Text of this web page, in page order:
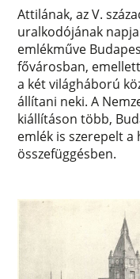
Attilának, az V.
uralkodójának
emlékműve
fővárosban,
a két világháború
állítani neki. A
kiállításon több,
emlék is szerepelt
összefüggésben.